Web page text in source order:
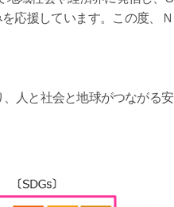
応援しています。この度、Ｎ
人と社会と地球がつながる安